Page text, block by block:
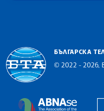
БЪЛГАРСКА
© 2022 - 2026,
The